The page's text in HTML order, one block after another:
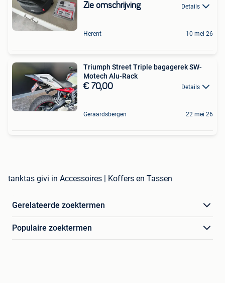
Zie omschrijving Details
Herent 10 mei 26
Triumph Street Triple bagagerek SW-
Motech Alu-Rack
€ 70,00 Details
Geraardsbergen 22 mei 26
tanktas givi in Accessoires | Koffers en Tassen
Gerelateerde zoektermen
Populaire zoektermen